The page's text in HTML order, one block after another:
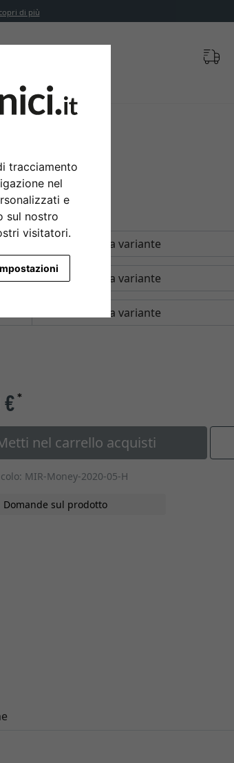
tracciamento
nel
e
sul nostro
visitatori.
di più
€*
nel carrello acquisti
MIR-Money-2020-05-H
Domande sul prodotto